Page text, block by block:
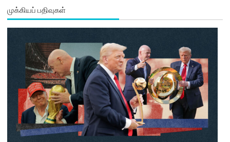
முக்கியப் பதிவுகள்